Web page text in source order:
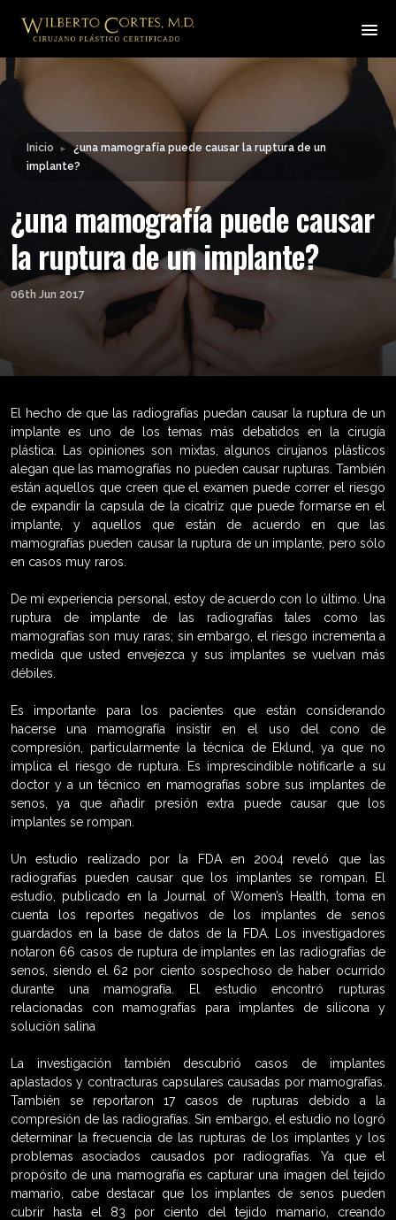
Leyendo: ¿una mamografía puede
causar la ruptura de un
Inicio ►
¿una mamografía puede causar la ruptura de un
implante?
¿una mamografía puede causar
la ruptura de un implante?
06th Jun 2017
El hecho de que las radiografías puedan causar la ruptura de un
implante es uno de los temas más debatidos en la cirugía
plástica. Las opiniones son mixtas, algunos cirujanos plásticos
alegan que las mamografías no pueden causar rupturas. También
están aquellos que creen que el examen puede correr el riesgo
de expandir la capsula de la cicatriz que puede formarse en el
implante, y aquellos que están de acuerdo en que las
mamografías pueden causar la ruptura de un implante, pero sólo
en casos muy raros.
De mi experiencia personal, estoy de acuerdo con lo último. Una
ruptura de implante de las radiografías tales como las
mamografías son muy raras; sin embargo, el riesgo incrementa a
medida que usted envejezca y sus implantes se vuelvan más
débiles.
Es importante para los pacientes que están considerando
hacerse una mamografía insistir en el uso del cono de
compresión, particularmente la técnica de Eklund, ya que no
implica el riesgo de ruptura. Es imprescindible notificarle a su
doctor y a un técnico en mamografías sobre sus implantes de
senos, ya que añadir presión extra puede causar que los
implantes se rompan.
Un estudio realizado por la FDA en 2004 reveló que las
radiografías pueden causar que los implantes se rompan. El
estudio, publicado en la Journal of Women’s Health, toma en
cuenta los reportes negativos de los implantes de senos
guardados en la base de datos de la FDA. Los investigadores
notaron 66 casos de ruptura de implantes en las radiografías de
senos, siendo el 62 por ciento sospechoso de haber ocurrido
durante una mamografía. El estudio encontró rupturas
relacionadas con mamografías para implantes de silicona y
solución salina
La investigación también descubrió casos de implantes
aplastados y contracturas capsulares causadas por mamografías.
También se reportaron 17 casos de rupturas debido a la
compresión de las radiografías. Sin embargo, el estudio no logró
determinar la frecuencia de las rupturas de los implantes y los
problemas asociados causados por radiografías. Ya que el
propósito de una mamografía es capturar una imagen del tejido
mamario, cabe destacar que los implantes de senos pueden
cubrir hasta el 83 por ciento del tejido mamario, creando